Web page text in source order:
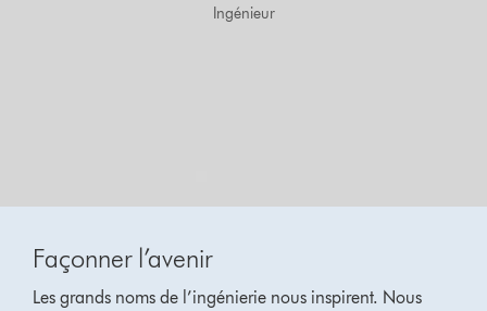
Ingénieur
Façonner l’avenir
Les grands noms de l’ingénierie nous inspirent. Nous